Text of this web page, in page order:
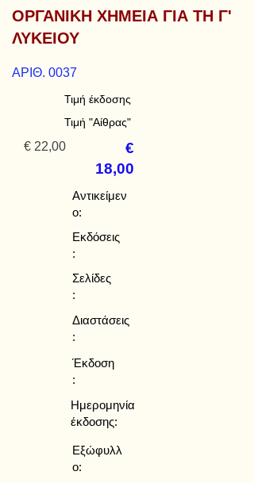
ΟΡΓΑΝΙΚΗ ΧΗΜΕΙΑ ΓΙΑ ΤΗ Γ'
ΛΥΚΕΙΟΥ
ΑΡΙΘ. 0037
Τιμή έκδοσης
Τιμή "Αίθρας"
€ 22,00
€
18,00
Αντικείμεν
ο:
Εκδόσεις
:
Σελίδες
:
Διαστάσεις
:
Έκδοση
:
Ημερομηνία
έκδοσης:
Εξώφυλλ
ο: